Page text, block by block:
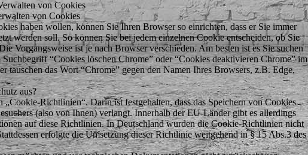
von Cookies
von Cookies
haben wollen, können Sie Ihren Browser so einrichten, dass er Sie immer
werden soll. So können Sie bei jedem einzelnen Cookie entscheiden, ob Sie
Vorgangsweise ist je nach Browser verschieden. Am besten ist es Sie suchen
“Cookies löschen Chrome” oder “Cookies deaktivieren Chrome” im
tauschen das Wort “Chrome” gegen den Namen Ihres Browsers, z.B. Edge,
aus?
„Cookie-Richtlinien“. Darin ist festgehalten, dass das Speichern von Cookies
(also von Ihnen) verlangt. Innerhalb der EU-Länder gibt es allerdings
auf diese Richtlinien. In Deutschland wurden die Cookie-Richtlinien nicht
erfolgte die Umsetzung dieser Richtlinie weitgehend in § 15 Abs.3 des